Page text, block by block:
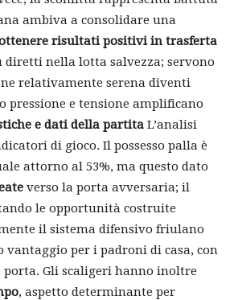
ambiva a consolidare una
risultati positivi in trasferta
nella lotta salvezza; servono
relativamente serena diventi
e tensione amplificano
e dati della partita L’analisi
di gioco. Il possesso palla è
attorno al 53%, ma questo dato
verso la porta avversaria; il
le opportunità costruite
il sistema difensivo friulano
per i padroni di casa, con
porta. Gli scaligeri hanno inoltre
, aspetto determinante per